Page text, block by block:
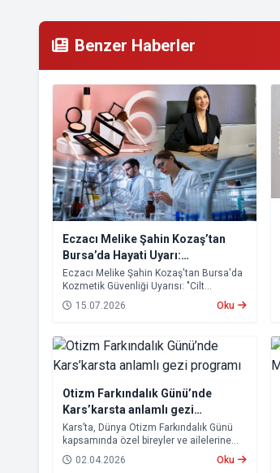
Benzer Haberler
Eczacı Melike Şahin Kozaş’tan
Bursa’da Hayati Uyarı:
"Kozmetikte Bilimsel Yaklaşım
Şart!"
Eczacı Melike Şahin Kozaş'tan Bursa'da
Kozmetik Güvenliği Uyarısı: "Cilt
Sağlığında Bilimsel Yaklaşım ve Güvenilir
Ürün Kullanımı Hayati Önem Taşıyor"
15.07.2026 Oku
Otizm Farkındalık Günü’nde
Kars’karsta anlamlı gezi
programı
Kars’ta, Dünya Otizm Farkındalık Günü
kapsamında özel bireyler ve ailelerine
yönelik anlamlı bir etkinlik
gerçekleştirildi.
02.04.2026 Oku